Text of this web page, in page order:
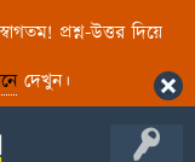
প্রশ্ন-উত্তর দিয়ে
দেখুন।